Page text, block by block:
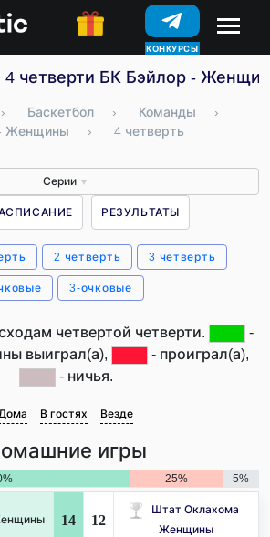
КОНКУРСЫ
4 четверти БК Бэйлор -
› Баскетбол › Команды
›
Женщины
› 4 четверть
Серии ▼
РЕЗУЛЬТАТЫ
2 четверть 3 четверть
3-очковые
четвертой четверти.
-
выиграл(а),
- проиграл(а),
- ничья.
В гостях Везде
игры
25% 5%
14 12
Штат Оклахома -
Женщины